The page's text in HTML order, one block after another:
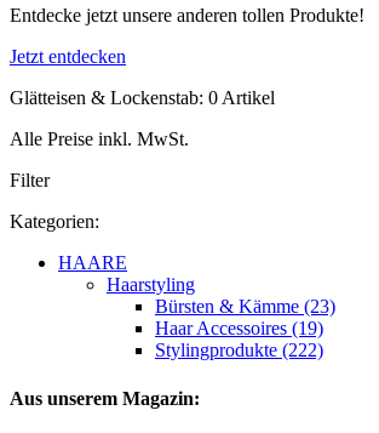
Entdecke jetzt unsere anderen tollen Produkte!
Jetzt entdecken
Glätteisen & Lockenstab: 0 Artikel
Alle Preise inkl. MwSt.
Filter
Kategorien:
HAARE
Haarstyling
Bürsten & Kämme (23)
Haar Accessoires (19)
Stylingprodukte (222)
Aus unserem Magazin: